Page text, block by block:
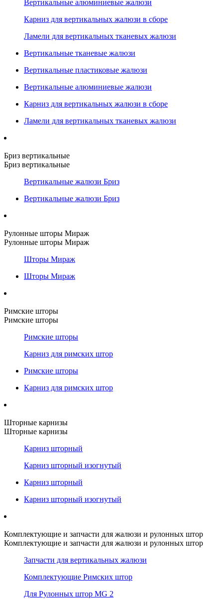
Вертикальные алюминиевые жалюзи
Карниз для вертикальных жалюзи в сборе
Ламели для вертикальных тканевых жалюзи
Вертикальные тканевые жалюзи
Вертикальные пластиковые жалюзи
Вертикальные алюминиевые жалюзи
Карниз для вертикальных жалюзи в сборе
Ламели для вертикальных тканевых жалюзи
Бриз вертикальные
Бриз вертикальные
Вертикальные жалюзи Бриз
Вертикальные жалюзи Бриз
Рулонные шторы Мираж
Рулонные шторы Мираж
Шторы Мираж
Шторы Мираж
Римские шторы
Римские шторы
Римские шторы
Карниз для римских штор
Римские шторы
Карниз для римских штор
Шторные карнизы
Шторные карнизы
Карниз шторный
Карниз шторный изогнутый
Карниз шторный
Карниз шторный изогнутый
Комплектующие и запчасти для жалюзи и рулонных штор
Комплектующие и запчасти для жалюзи и рулонных штор
Запчасти для вертикальных жалюзи
Комплектующие Римских штор
Для Рулонных штор MG 2